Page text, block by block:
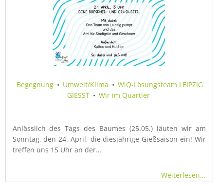
Begegnung • Umwelt/Klima • WiQ-Lösungsteam LEIPZIG
GIESST • Wir im Quartier
Anlässlich des Tags des Baumes (25.05.) läuten wir am
Sonntag, den 24. April, die diesjährige Gießsaison ein! Wir
treffen uns 15 Uhr an der…
Weiterlesen...